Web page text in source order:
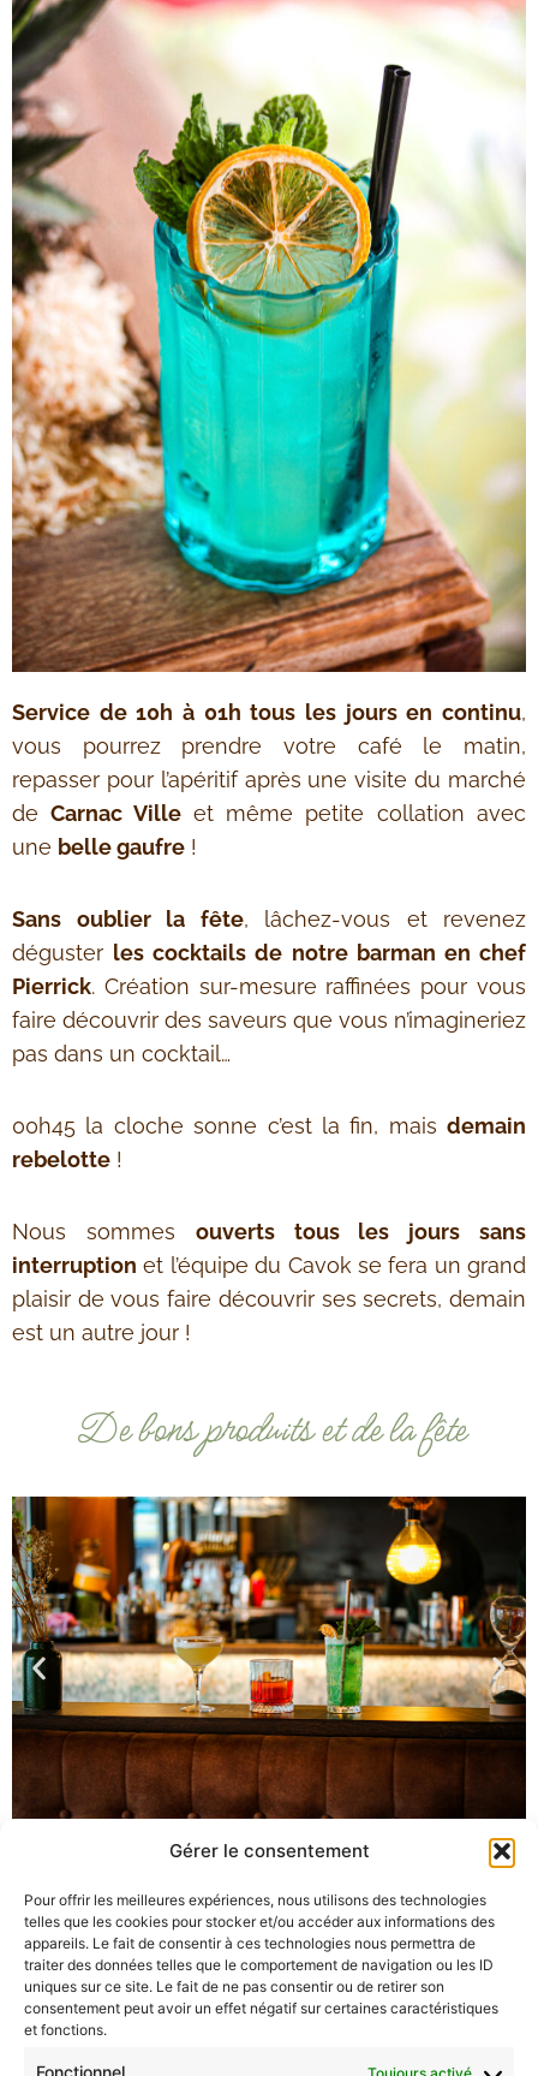
Gérer le consentement
Pour offrir les meilleures expériences, nous utilisons des technologies
telles que les cookies pour stocker et/ou accéder aux informations des
appareils. Le fait de consentir à ces technologies nous permettra de
traiter des données telles que le comportement de navigation ou les ID
uniques sur ce site. Le fait de ne pas consentir ou de retirer son
consentement peut avoir un effet négatif sur certaines caractéristiques
et fonctions.
Fonctionnel Toujours activé
Service de 10h à 01h tous les jours en continu,
vous pourrez prendre votre café le matin,
repasser pour l’apéritif après une visite du marché
deCarnac Villeet même petite collation avec
une belle gaufre !
Sans oublier la fête, lâchez-vous et revenez
déguster les cocktails de notre barman en chef
Pierrick. Création sur-mesure raffinées pour vous
faire découvrir des saveurs que vous n’imagineriez
pas dans un cocktail…
00h45 la cloche sonne c’est la fin, mais demain
rebelotte !
Nous sommes ouverts tous les jours sans
interruption et l’équipe du Cavok se fera un grand
plaisir de vous faire découvrir ses secrets, demain
est un autre jour !
De bons produits et de la fête